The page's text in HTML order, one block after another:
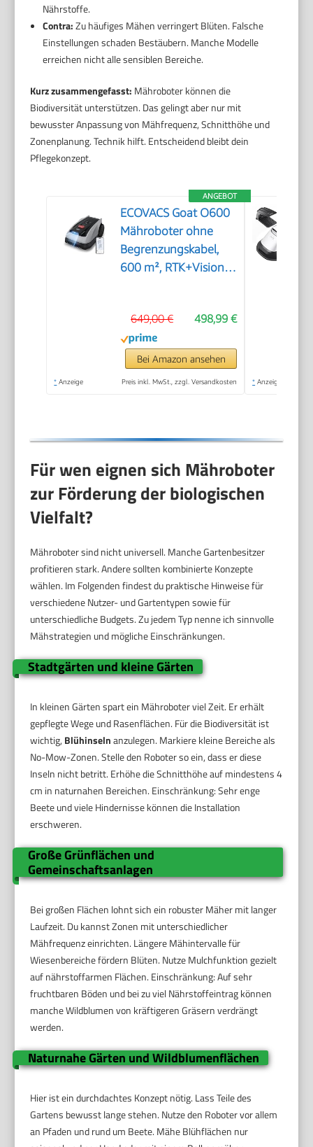
Nährstoffe.
Contra:Zu häufiges Mähen verringert Blüten. Falsche
Einstellungen schaden Bestäubern. Manche Modelle
erreichen nicht alle sensiblen Bereiche.
Kurz zusammengefasst: Mähroboter können die
Biodiversität unterstützen. Das gelingt aber nur mit
bewusster Anpassung von Mähfrequenz, Schnitthöhe und
Zonenplanung. Technik hilft. Entscheidend bleibt dein
Pflegekonzept.
ANGEBOT
ECOVACS Goat O600
Mähroboter ohne
Begrenzungskabel,
600 m², RTK+Vision-
Hindernisvermeidung,
App Steuerung,
passiert 0,7 m
schmale Stellen
498,99 €
649,00 €
Bei Amazon ansehen
* Anzeige Preis inkl. MwSt., zzgl. Versandkosten * Anzeige
Für wen eignen sich Mähroboter
zur Förderung der biologischen
Vielfalt?
Mähroboter sind nicht universell. Manche Gartenbesitzer
profitieren stark. Andere sollten kombinierte Konzepte
wählen. Im Folgenden findest du praktische Hinweise für
verschiedene Nutzer- und Gartentypen sowie für
unterschiedliche Budgets. Zu jedem Typ nenne ich sinnvolle
Mähstrategien und mögliche Einschränkungen.
Stadtgärten und kleine Gärten
In kleinen Gärten spart ein Mähroboter viel Zeit. Er erhält
gepflegte Wege und Rasenflächen. Für die Biodiversität ist
wichtig, Blühinselnanzulegen. Markiere kleine Bereiche als
No-Mow-Zonen. Stelle den Roboter so ein, dass er diese
Inseln nicht betritt. Erhöhe die Schnitthöhe auf mindestens 4
cm in naturnahen Bereichen. Einschränkung: Sehr enge
Beete und viele Hindernisse können die Installation
erschweren.
Große Grünflächen und
Gemeinschaftsanlagen
Bei großen Flächen lohnt sich ein robuster Mäher mit langer
Laufzeit. Du kannst Zonen mit unterschiedlicher
Mähfrequenz einrichten. Längere Mähintervalle für
Wiesenbereiche fördern Blüten. Nutze Mulchfunktion gezielt
auf nährstoffarmen Flächen. Einschränkung: Auf sehr
fruchtbaren Böden und bei zu viel Nährstoffeintrag können
manche Wildblumen von kräftigeren Gräsern verdrängt
werden.
Naturnahe Gärten und Wildblumenflächen
Hier ist ein durchdachtes Konzept nötig. Lass Teile des
Gartens bewusst lange stehen. Nutze den Roboter vor allem
an Pfaden und rund um Beete. Mähe Blühflächen nur